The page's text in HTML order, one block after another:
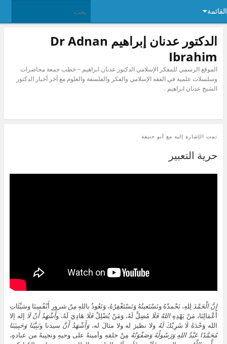
القائمة
الدكتور عدنان إبراهيم Dr Adnan
Ibrahim
الموقع الرسمي للمفكر الإسلامي الدكتور عدنان ابراهيم – خطب جمعة محاضرات
وسلسلات علمية في الفقه الإسلامي والفكر والفلسفة والعلوم مع آخر أخبار الدكتور
الشيخ عدنان ابراهيم .
تمت الإشارة إليه مع أبو حنيفة
حرية التعبير
إِنَّ الْحَمْدَ لِلهِ، نَحْمدُهُ ونَسْتَعينُهُ وَنَسْتَغْفِرُهُ، وَنَعُوذُ باللهِ مِنْ شر ورِ أَنْفُسِنَا وسَيِّئَاتِ
أَعْمَالِنَا، مَنْ يَهْدِهِاللهُ فَلَا مُضِلَّ لَهُ، وَمَنْ يُضْلِلْفَلَا هَادِيَ لَهُ، وأَشْهَدُ أَنْ لَا إله إلا
الله وَحْدَهُ لَا شَرِيْكَلَهُ ولا نظيرَ له ولا مثالَ له،وَأَشْهَدُ أَنَّ سيدنا ونَبِيَّنَا وَحَبِيبَنَا
مُحَمَّدًا عَبْدُ اللهِ وَرَسُولُهُ وَصَفْوَتُهُ مِنْ خلقهِ وأمينهُ على وحيهِ ونجيبهُ من عبادهِ،